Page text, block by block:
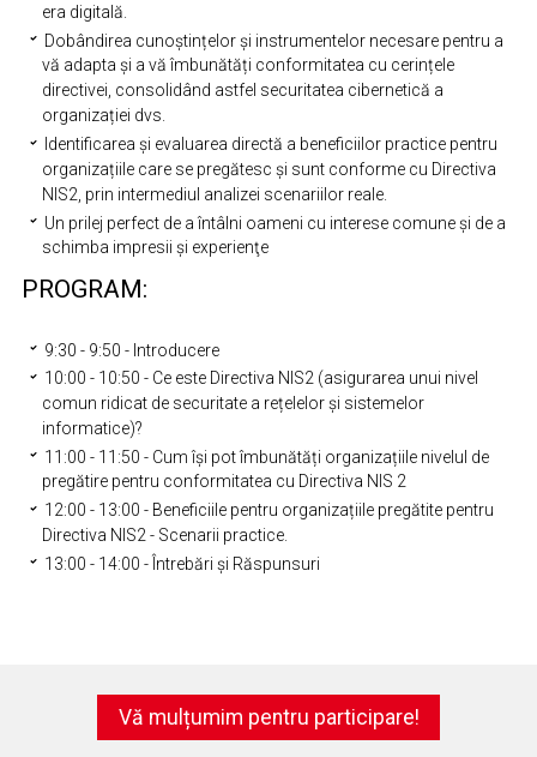
era digitală.
Dobândirea cunoștințelor și instrumentelor necesare pentru a
vă adapta și a vă îmbunătăți conformitatea cu cerințele
directivei, consolidând astfel securitatea cibernetică a
organizației dvs.
Identificarea și evaluarea directă a beneficiilor practice pentru
organizațiile care se pregătesc și sunt conforme cu Directiva
NIS2, prin intermediul analizei scenariilor reale.
Un prilej perfect de a întâlni oameni cu interese comune şi de a
schimba impresii şi experienţe
PROGRAM:
9:30 - 9:50 - Introducere
10:00 - 10:50 - Ce este Directiva NIS2 (asigurarea unui nivel
comun ridicat de securitate a rețelelor și sistemelor
informatice)?
11:00 - 11:50 - Cum își pot îmbunătăți organizațiile nivelul de
pregătire pentru conformitatea cu Directiva NIS 2
12:00 - 13:00 - Beneficiile pentru organizațiile pregătite pentru
Directiva NIS2 - Scenarii practice.
13:00 - 14:00 - Întrebări și Răspunsuri
Vă mulțumim pentru participare!